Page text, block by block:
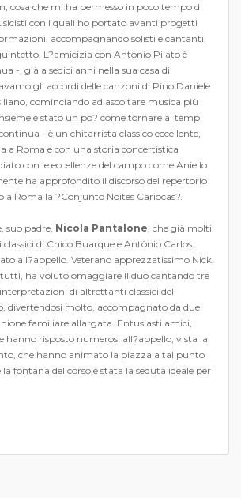
cosa che mi ha permesso in poco tempo di
con i quali ho portato avanti progetti
accompagnando solisti e cantanti,
L?amicizia con Antonio Pilato è
-, già a sedici anni nella sua casa di
gli accordi delle canzoni di Pino Daniele
cominciando ad ascoltare musica più
è stato un po? come tornare ai tempi
- è un chitarrista classico eccellente,
a Roma e con una storia concertistica
con le eccellenze del campo come Aniello
ha approfondito il discorso del repertorio
a Roma la ?Conjunto Noites Cariocas?.
suo padre, Nicola Pantalone, che già molti
di Chico Buarque e Antônio Carlos
all?appello. Veterano apprezzatissimo Nick,
tutti, ha voluto omaggiare il duo cantando tre
di altrettanti classici del
divertendosi molto, accompagnato da due
familiare allargata. Entusiasti amici,
hanno risposto numerosi all?appello, vista la
che hanno animato la piazza a tal punto
fontana del corso è stata la seduta ideale per